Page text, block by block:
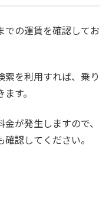
での運賃を確認してお
を利用すれば、乗り
す。
が発生しますので、
認してください。